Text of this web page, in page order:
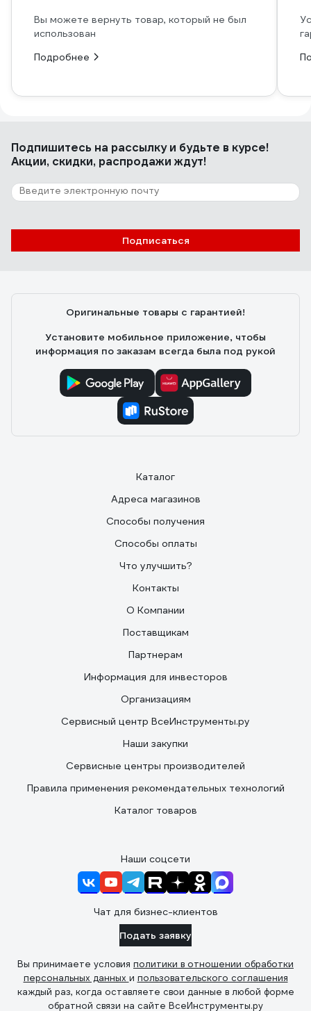
Вы можете вернуть товар, который не был
использован
Подробнее
Подпишитесь на рассылкуи будьте в курсе!
Акции, скидки, распродажи ждут!
Подписаться
Оригинальные товары с гарантией!
Установите мобильное приложение, чтобы
информация по заказам всегда была под рукой
Каталог
Адреса магазинов
Способы получения
Способы оплаты
Что улучшить?
Контакты
О Компании
Поставщикам
Партнерам
Информация для инвесторов
Организациям
Сервисный центр ВсеИнструменты.ру
Наши закупки
Сервисные центры производителей
Правила применения рекомендательных технологий
Каталог товаров
Наши соцсети
Чат для бизнес-клиентов
Подать заявку
Вы принимаете условия политики в отношении обработки
персональных данных и пользовательского соглашения
каждый раз, когда оставляете свои данные в любой форме
обратной связи на сайте ВсеИнструменты.ру